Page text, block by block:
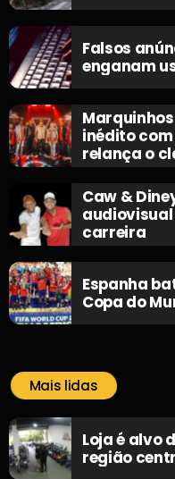
Falsos
enganam
inédito com
relança o
Caw &
carreira
Espanha
Copa do
Mais lidas
Loja é alvo
região